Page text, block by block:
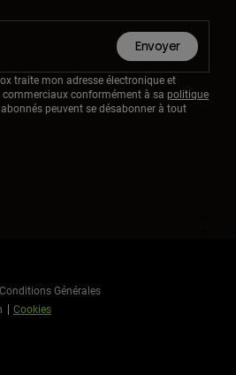
Envoyer
traite mon adresse électronique et
commerciaux conformément à sa politique
abonnés peuvent se désabonner à tout
Conditions Générales
Cookies